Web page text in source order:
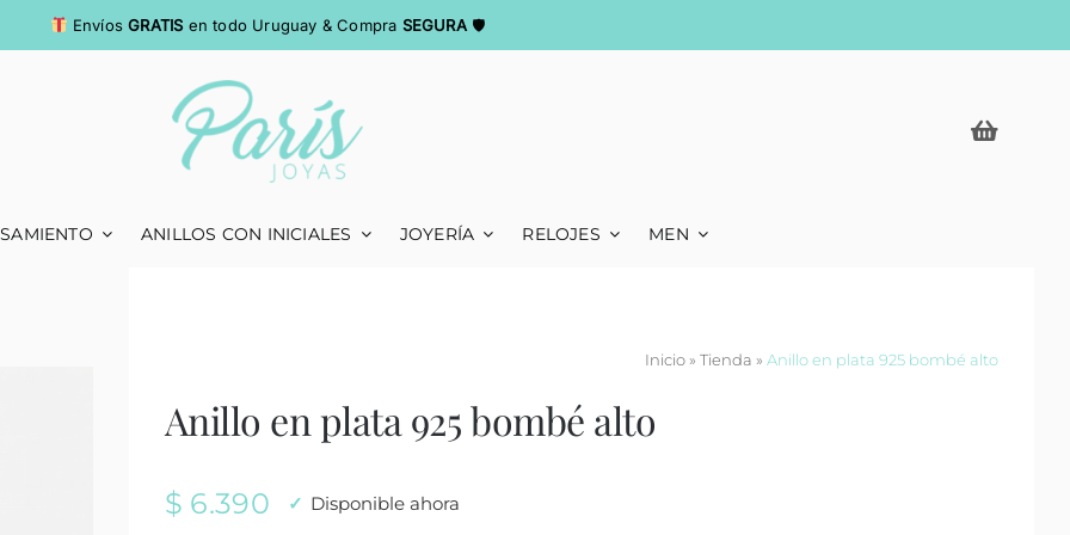
EnvíosGRATIS en todo Uruguay & Compra SEGURA🛡
ANILLOS CON INICIALES JOYERÍA RELOJES MEN
Inicio» Tienda » Anillo en plata 925 bombé alto
Anillo en plata 925 bombé alto
$ 6.390 Disponible ahora